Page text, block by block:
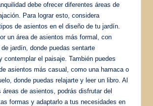
debe ofrecer diferentes áreas de
Para lograr esto, considera
de asientos en el diseño de tu jardín.
un área de asientos más formal, con
jardín, donde puedas sentarte
contemplar el paisaje. También puedes
asientos más casual, como una hamaca o
donde puedas relajarte y leer un libro. Al
áreas de asientos, podrás disfrutar del
formas y adaptarlo a tus necesidades en